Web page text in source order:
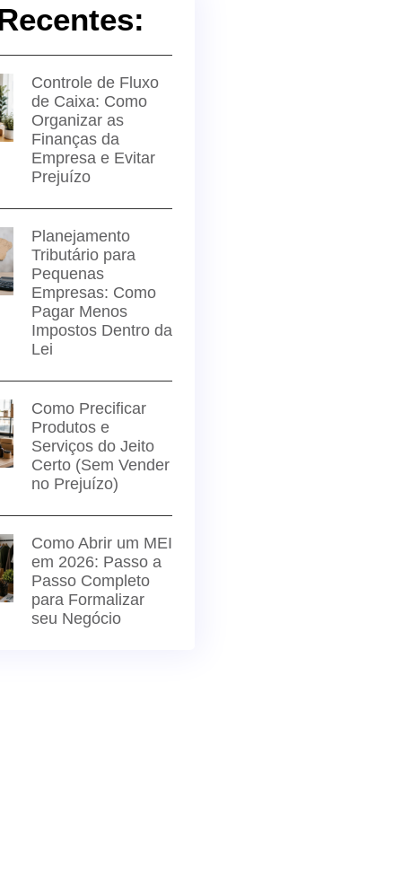
Controle de Fluxo
de Caixa: Como
Organizar as
Finanças da
Empresa e Evitar
Prejuízo
Planejamento
Tributário para
Pequenas
Empresas: Como
Pagar Menos
Impostos Dentro da
Lei
Como Precificar
Produtos e
Serviços do Jeito
Certo (Sem Vender
no Prejuízo)
Como Abrir um MEI
em 2026: Passo a
Passo Completo
para Formalizar
seu Negócio